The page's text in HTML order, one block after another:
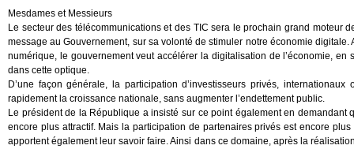
Mesdames et Messieurs
Le secteur des télécommunications et des TIC sera le prochain grand moteur
message au Gouvernement, sur sa volonté de stimuler notre économie
numérique, le gouvernement veut accélérer la digitalisation de l’économie, en
dans cette optique.
D’une façon générale, la participation d’investisseurs privés,
rapidement la croissance nationale, sans augmenter l’endettement public.
Le président de la République a insisté sur ce point également en
encore plus attractif. Mais la participation de partenaires privés est encore
apportent également leur savoir faire. Ainsi dans ce domaine, après la